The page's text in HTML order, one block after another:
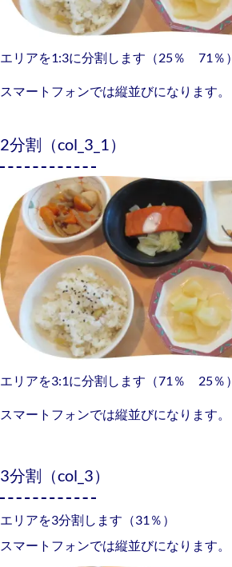
エリアを1:3に分割します（25％ 71％）
スマートフォンでは縦並びになります。
2分割（col_3_1）
エリアを3:1に分割します（71％ 25％）
スマートフォンでは縦並びになります。
3分割（col_3）
エリアを3分割します（31％）
スマートフォンでは縦並びになります。